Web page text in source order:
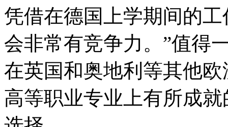
凭借在德国上学期间的
会非常有竞争力。”值得
在英国和奥地利等其他
高等职业专业上有所成